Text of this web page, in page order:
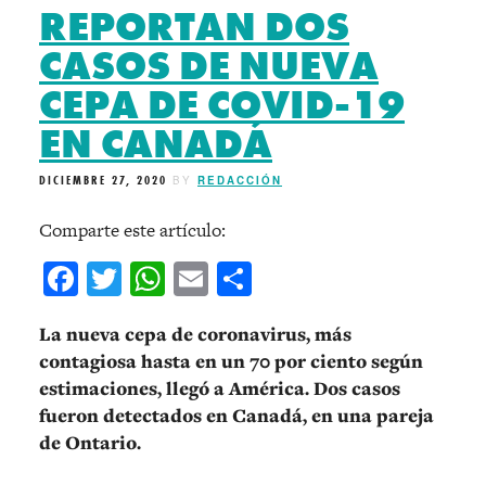
REPORTAN DOS
CASOS DE NUEVA
CEPA DE COVID-19
EN CANADÁ
DICIEMBRE 27, 2020 BY REDACCIÓN
Comparte este artículo:
Facebook
Twitter
WhatsApp
Email
La nueva cepa de coronavirus, más
contagiosa hasta en un 70 por ciento según
estimaciones, llegó a América. Dos casos
fueron detectados en Canadá, en una pareja
de Ontario.